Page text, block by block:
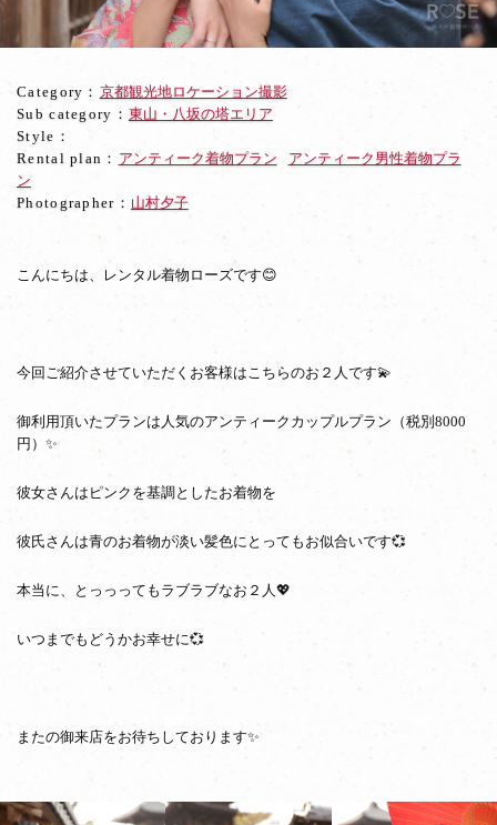
ケ
影
Category： 京都観光地ロケーション撮影
Sub category： 東山・八坂の塔エリア
Style：
Rental plan： アンティーク着物プラン
アンティーク男性着物プラ
ン
Photographer： 山村夕子
こんにちは、レンタル着物ローズです😊
今回ご紹介させていただくお客様はこちらのお２人です💫
御利用頂いたプランは人気のアンティークカップルプラン（税別8000
円）✨
彼女さんはピンクを基調としたお着物を
彼氏さんは青のお着物が淡い髪色にとってもお似合いです💞
本当に、とっっってもラブラブなお２人💖
いつまでもどうかお幸せに💞
またの御来店をお待ちしております✨